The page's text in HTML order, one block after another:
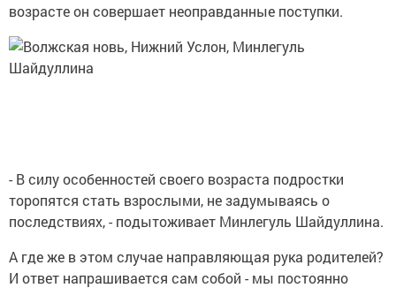
возрасте он совершает неоправданные поступки.
- В силу особенностей своего возраста подростки
торопятся стать взрослыми, не задумываясь о
последствиях, - подытоживает Минлегуль Шайдуллина.
А где же в этом случае направляющая рука родителей?
И ответ напрашивается сам собой - мы постоянно